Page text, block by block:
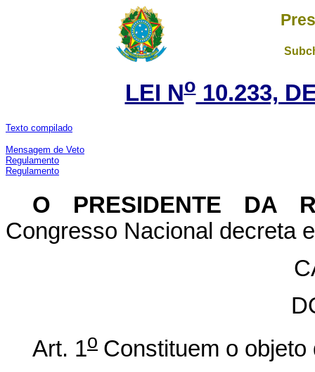
LEI No10.233,
Texto compilado
Mensagem de Veto
Regulamento
Regulamento
O PRESIDENTE DA
Congresso Nacional decreta
Art. 1o Constituem o objeto